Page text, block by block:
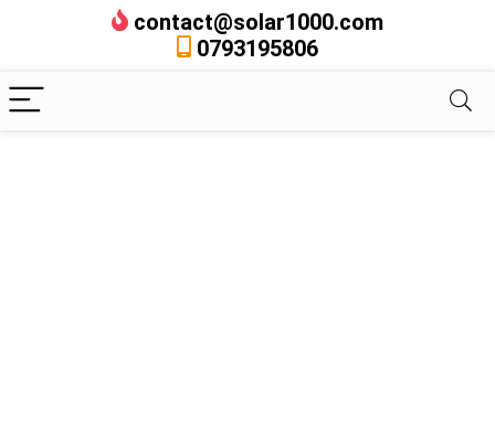
contact@solar1000.com
0793195806